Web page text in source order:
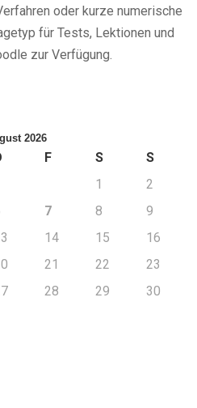
oder kurze numerische
für Tests, Lektionen und
zur Verfügung.
2026
F S
S
1
2
7 8
9
14 15
16
21 22
23
28 29
30